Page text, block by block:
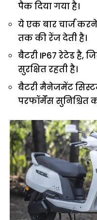
पैक दिया गया है।
ये एक बार चार्ज
तक की रेंज देती है।
बैटरी IP67 रेटेड है,
सुरक्षित रहती है।
बैटरी मैनेजमेंट
परफॉर्मेंस सुनिश्चित